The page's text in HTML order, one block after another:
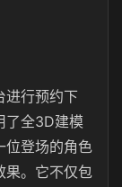
进行预约下
了全3D建模
位登场的角色
果。它不仅包